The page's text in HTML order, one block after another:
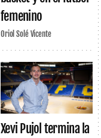
femenino
Oriol Solé Vicente
Xevi Pujol termina la